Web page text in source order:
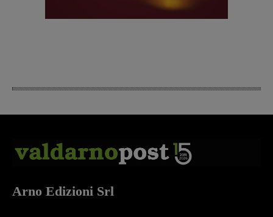
Arno Edizioni Srl